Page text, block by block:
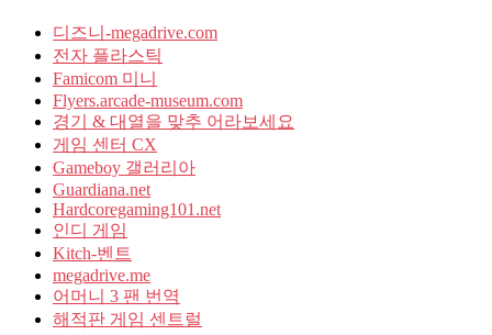
디즈니-megadrive.com
전자 플라스틱
Famicom 미니
Flyers.arcade-museum.com
경기 & 대열을 맞추 어라보세요
게임 센터 CX
Gameboy 갤러리아
Guardiana.net
Hardcoregaming101.net
인디 게임
Kitch-벤트
megadrive.me
어머니 3 팬 번역
해적판 게임 센트럴